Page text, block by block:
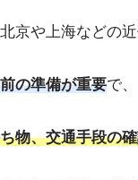
京や上海などの
の準備が重要で
物、交通手段の